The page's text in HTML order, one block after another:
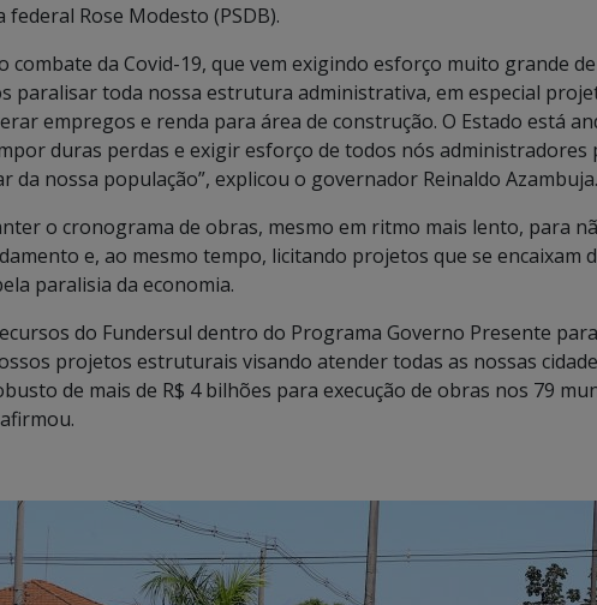
Rose Modesto (PSDB).
combate da Covid-19, que vem exigindo esforço muito grande
paralisar toda nossa estrutura administrativa, em especial
empregos e renda para área de construção. O Estado está
duras perdas e exigir esforço de todos nós administradores
da nossa população”, explicou o governador Reinaldo Azambuja.
o cronograma de obras, mesmo em ritmo mais lento, para
e, ao mesmo tempo, licitando projetos que se encaixam
paralisia da economia.
do Fundersul dentro do Programa Governo Presente para
projetos estruturais visando atender todas as nossas
de mais de R$ 4 bilhões para execução de obras nos 79